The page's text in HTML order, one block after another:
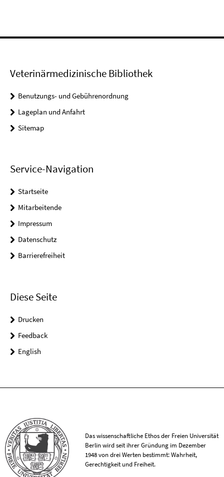
Veterinärmedizinische Bibliothek
Benutzungs- und Gebührenordnung
Lageplan und Anfahrt
Sitemap
Service-Navigation
Startseite
Mitarbeitende
Impressum
Datenschutz
Barrierefreiheit
Diese Seite
Drucken
Feedback
English
Das wissenschaftliche Ethos der Freien Universität
Berlin wird seit ihrer Gründung im Dezember
1948 von drei Werten bestimmt: Wahrheit,
Gerechtigkeit und Freiheit.